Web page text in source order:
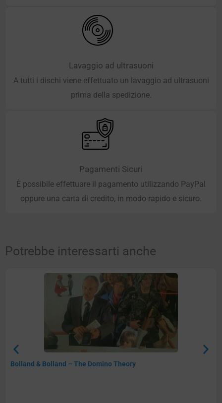
Lavaggio ad ultrasuoni
A tutti i dischi viene effettuato un lavaggio ad ultrasuoni
prima della spedizione.
Pagamenti Sicuri
È possibile effettuare il pagamento utilizzando PayPal
oppure una carta di credito, in modo rapido e sicuro.
Potrebbe interessarti anche
Bolland & Bolland – The Domino Theory